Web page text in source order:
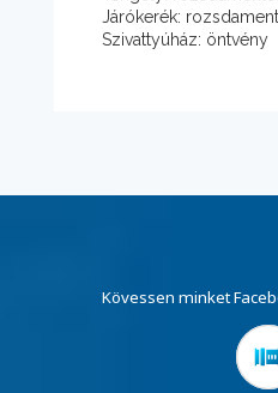
Járókerék:
Szivattyúház: öntvény
Kövessen minket